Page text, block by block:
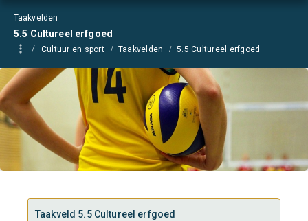
Taakvelden
5.5 Cultureel erfgoed
Cultuur en sport Taakvelden 5.5 Cultureel erfgoed
Taakveld 5.5 Cultureel erfgoed